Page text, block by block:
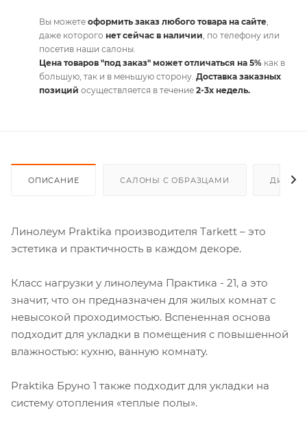
Вы можете оформить заказ любого товара на сайте,
даже которого нет сейчас в наличии, по телефону или
посетив наши салоны.
Цена товаров "под заказ" может отличаться на 5% как в
большую, так и в меньшую сторону. Доставка заказных
позиций осуществляется в течение 2-3х недель.
ОПИСАНИЕ САЛОНЫ С ОБРАЗЦАМИ
Линолеум Praktika производителя Tarkett – это
эстетика и практичность в каждом декоре.
Класс нагрузки у линолеума Практика - 21, а это
значит, что он предназначен для жилых комнат с
невысокой проходимостью. Вспененная основа
подходит для укладки в помещения с повышенной
влажностью: кухню, ванную комнату.
Praktika Бруно 1 также подходит для укладки на
систему отопления «теплые полы».